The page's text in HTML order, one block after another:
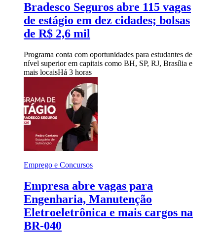
Bradesco Seguros abre 115 vagas
de estágio em dez cidades; bolsas
de R$ 2,6 mil
Programa conta com oportunidades para estudantes de
nível superior em capitais como BH, SP, RJ, Brasília e
mais locaisHá 3 horas
Emprego e Concursos
Empresa abre vagas para
Engenharia, Manutenção
Eletroeletrônica e mais cargos na
BR-040